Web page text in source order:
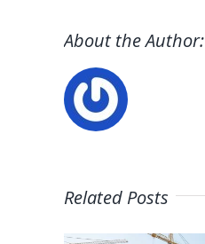
About the Author:
Related Posts